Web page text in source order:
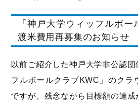
「神戸大学ウィッフルボー
渡米費用再募集のお知らせ
以前ご紹介した神戸大学非公認
フルボールクラブKWC」のクラ
ですが、残念ながら目標額の達